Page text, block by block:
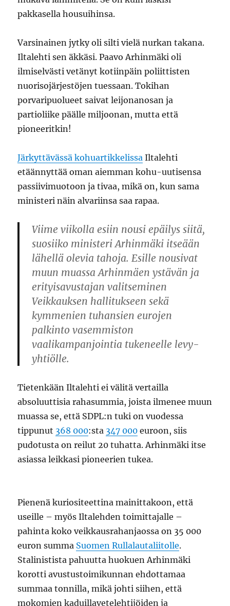
pakkasella housuihinsa.
Varsinainen jytky oli silti vielä nurkan takana.
Iltalehti sen äkkäsi. Paavo Arhinmäki oli
ilmiselvästi vetänyt kotiinpäin poliittisten
nuorisojärjestöjen tuessaan. Tokihan
porvaripuolueet saivat leijonanosan ja
partioliike päälle miljoonan, mutta että
pioneeritkin!
Järkyttävässä kohuartikkelissa Iltalehti
etäännyttää oman aiemman kohu-uutisensa
passiivimuotoon ja tivaa, mikä on, kun sama
ministeri näin alvariinsa saa rapaa.
Viime viikolla esiin nousi epäilys siitä,
suosiiko ministeri Arhinmäki itseään
lähellä olevia tahoja. Esille nousivat
muun muassa Arhinmäen ystävän ja
erityisavustajan valitseminen
Veikkauksen hallitukseen sekä
kymmenien tuhansien eurojen
palkinto vasemmiston
vaalikampanjointia tukeneelle levy-
yhtiölle.
Tietenkään Iltalehti ei välitä vertailla
absoluuttisia rahasummia, joista ilmenee muun
muassa se, että SDPL:n tuki on vuodessa
tippunut 368 000:sta 347 000 euroon, siis
pudotusta on reilut 20 tuhatta. Arhinmäki itse
asiassa leikkasi pioneerien tukea.
Pienenä kuriositeettina mainittakoon, että
useille – myös Iltalehden toimittajalle –
pahinta koko veikkausrahanjaossa on 35 000
euron summa Suomen Rullalautaliitolle.
Stalinistista pahuutta huokuen Arhinmäki
korotti avustustoimikunnan ehdottamaa
summaa tonnilla, mikä johti siihen, että
mokomien kaduillavetelehtijöiden ja